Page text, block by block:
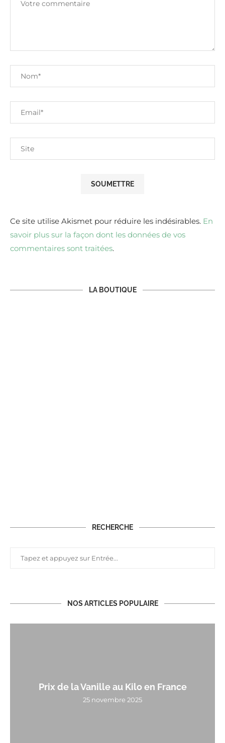
Ce site utilise Akismet pour réduire les indésirables. En
savoir plus sur la façon dont les données de vos
commentaires sont traitées.
LA BOUTIQUE
RECHERCHE
NOS ARTICLES POPULAIRE
Prix de la Vanille au Kilo en France
25 novembre 2025